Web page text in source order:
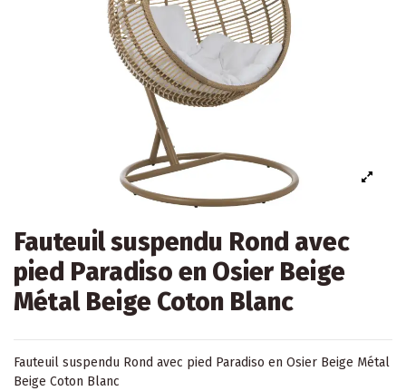
Fauteuil suspendu Rond avec
pied Paradiso en Osier Beige
Métal Beige Coton Blanc
Fauteuil suspendu Rond avec pied Paradiso en Osier Beige Métal
Beige Coton Blanc